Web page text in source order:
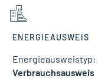
ENERGIEAUSWEIS
Energieausweistyp:
Verbrauchsausweis